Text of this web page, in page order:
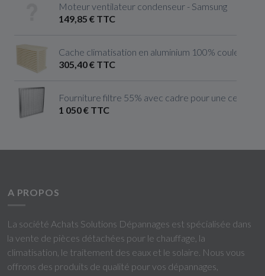
Moteur ventilateur condenseur - Samsung
149,85 € TTC
Cache climatisation en aluminium 100% couleur
305,40 € TTC
Fourniture filtre 55% avec cadre pour une
1 050 € TTC
A PROPOS
La société Achats Solutions Dépannages est spécialisée dans
la vente de pièces détachées pour le chauffage, la
climatisation, le traitement des eaux et le solaire. Nous vous
offrons des produits de qualité pour vos dépannages,